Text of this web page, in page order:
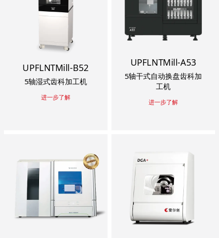
UPFLNTMill-B52
5轴湿式齿科加工机
进一步了解
UPFLNTMill-A53
5轴干式自动换盘齿科加
工机
进一步了解